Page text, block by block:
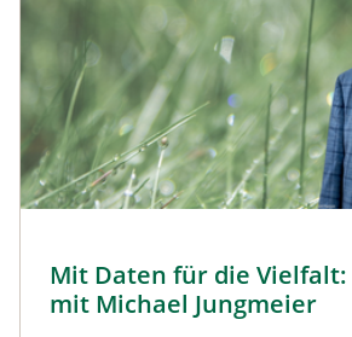
Naturmagazin: Mit Daten für die
Mit Daten für die
mit Michael Jungmeier